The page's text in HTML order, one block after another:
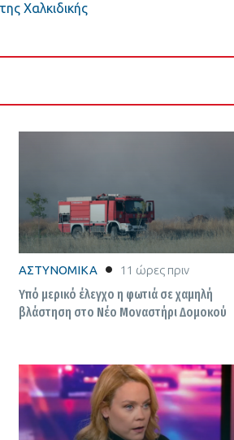
Χαλκιδικής
ΑΣΤΥΝΟΜΙΚΑ 11 ώρες πριν
Υπό μερικό έλεγχο η φωτιά σε χαμηλή
βλάστηση στο Νέο Μοναστήρι Δομοκού